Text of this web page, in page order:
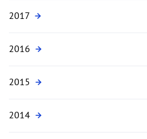
2017
2016
2015
2014